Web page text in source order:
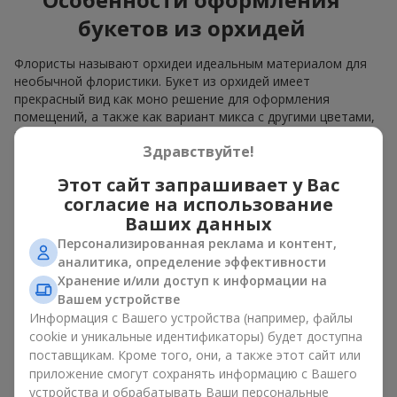
букетов из орхидей
Флористы называют орхидеи идеальным материалом для
необычной флористики. Букет из орхидей имеет
прекрасный вид как моно решение для оформления
помещений, а также как вариант микса с другими цветами,
который сохраняет свою выразительность в любом
Благодаря своей структуре орхидея позволяет создавать
композиции в классическом, минималистичном или
современном стиле. Букет из орхидей эффектно смотрится
как в камерных, так и в масштабных работах, а её
роскошные соцветия легко становятся центральным
элементом композиции. В зависимости от оформления и
сорта растений различается и цена на орхидеи. Учитывайте
это, прежде чем заказать букет из орхидей.
Кому дарят орхидеи?
Букет из орхидей универсален и может подойти любому. Их
Здравствуйте!
Этот сайт запрашивает у Вас
согласие на использование
Ваших данных
Персонализированная реклама и контент,
аналитика, определение эффективности
Хранение и/или доступ к информации на
Вашем устройстве
Информация с Вашего устройства (например, файлы
cookie и уникальные идентификаторы) будет доступна
поставщикам. Кроме того, они, а также этот сайт или
приложение смогут сохранять информацию с Вашего
устройства и обрабатывать Ваши персональные